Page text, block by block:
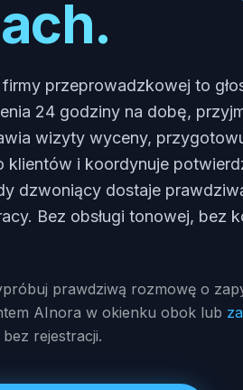
przeprowadzkowej to
24 godziny na dobę,
wizyty wyceny,
klientów i koordynuje
dzwoniący dostaje
Bez obsługi tonowej, bez
prawdziwą rozmowę o
AInora w okienku obok lub
bez rejestracji.